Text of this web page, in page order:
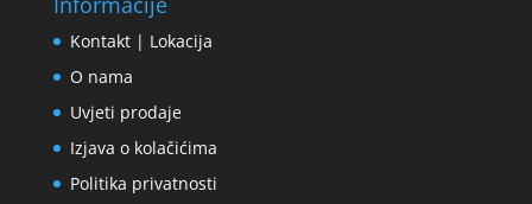
Kontakt | Lokacija
O nama
Uvjeti prodaje
Izjava o kolačićima
Politika privatnosti